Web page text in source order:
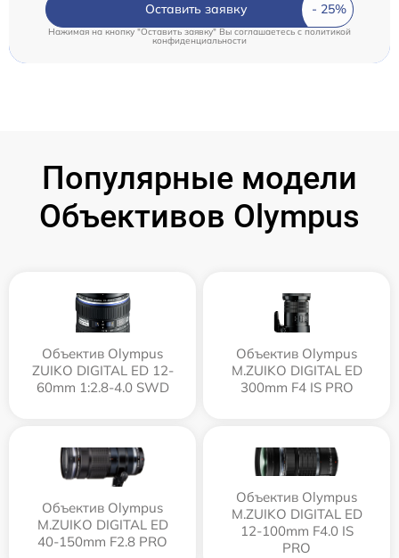
Оставить заявку
Нажимая на кнопку "Оставить заявку" Вы соглашаетесь c политикой
конфиденциальности
Популярные модели
Объективов Olympus
Объектив Olympus
ZUIKO DIGITAL ED 12-
60mm 1:2.8-4.0 SWD
Объектив Olympus
M.ZUIKO DIGITAL ED
300mm F4 IS PRO
Объектив Olympus
M.ZUIKO DIGITAL ED
40-150mm F2.8 PRO
Объектив Olympus
M.ZUIKO DIGITAL ED
12‑100mm F4.0 IS
PRO